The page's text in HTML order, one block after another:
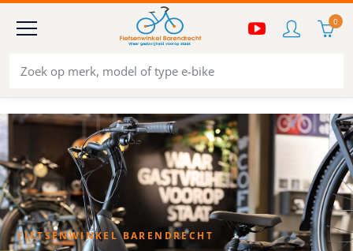
0
FIETSENWINKEL BARENDRECHT